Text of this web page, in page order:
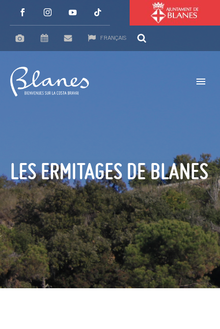
FRANÇAIS
LES ERMITAGES DE BLANES